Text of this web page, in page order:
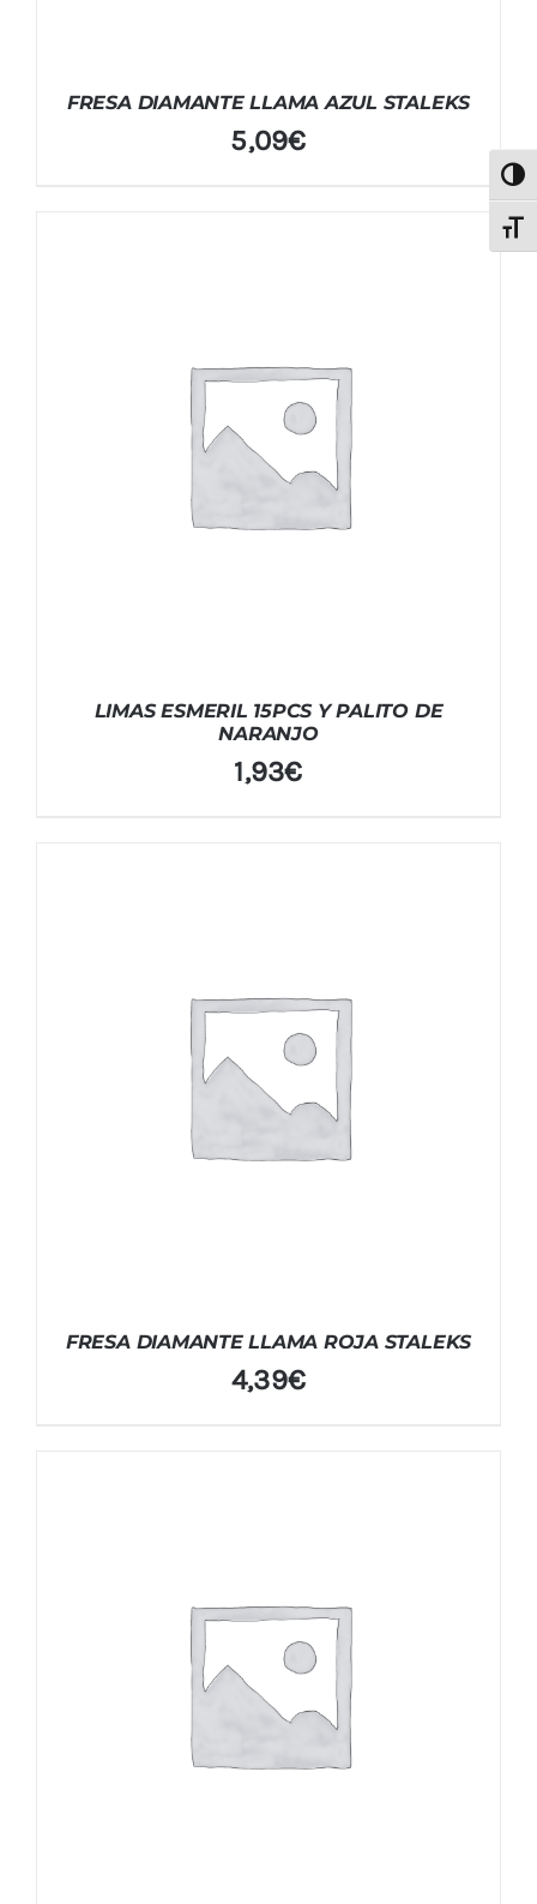
FRESA DIAMANTE LLAMA AZUL STALEKS
5,09€
LIMAS ESMERIL 15PCS Y PALITO DE
NARANJO
1,93€
FRESA DIAMANTE LLAMA ROJA STALEKS
4,39€